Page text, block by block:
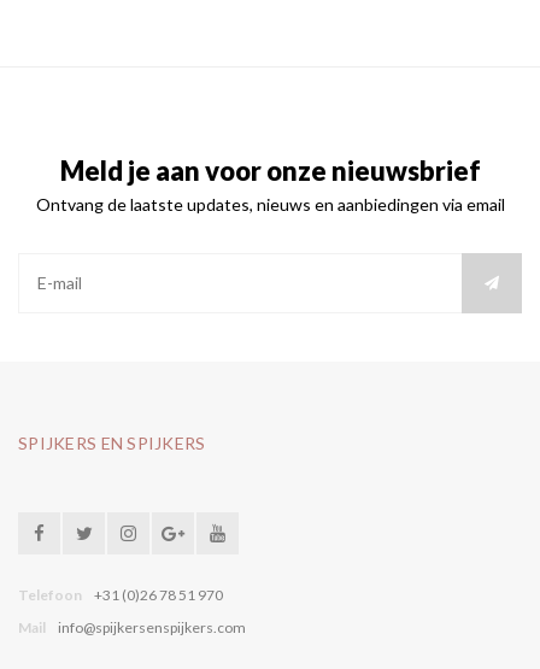
Meld je aan voor onze nieuwsbrief
Ontvang de laatste updates, nieuws en aanbiedingen via email
SPIJKERS EN SPIJKERS
Telefoon
+31 (0)26 78 51 970
Mail
info@spijkersenspijkers.com